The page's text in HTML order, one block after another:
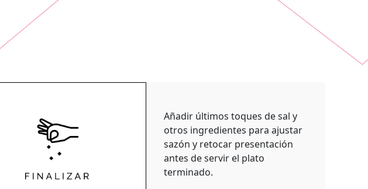
Añadir últimos toques de sal y
otros ingredientes para ajustar
sazón y retocar presentación
antes de servir el plato
terminado.